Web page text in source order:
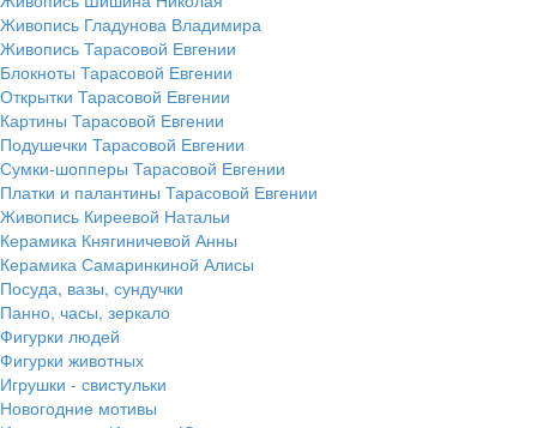
Живопись Гладунова Владимира
Живопись Тарасовой Евгении
Блокноты Тарасовой Евгении
Открытки Тарасовой Евгении
Картины Тарасовой Евгении
Подушечки Тарасовой Евгении
Сумки-шопперы Тарасовой Евгении
Платки и палантины Тарасовой Евгении
Живопись Киреевой Натальи
Керамика Княгиничевой Анны
Керамика Самаринкиной Алисы
Посуда, вазы, сундучки
Панно, часы, зеркало
Фигурки людей
Фигурки животных
Игрушки - свистульки
Новогодние мотивы